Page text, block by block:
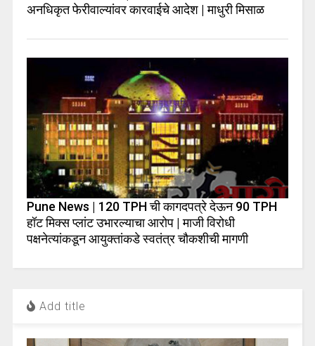
अनधिकृत फेरीवाल्यांवर कारवाईचे आदेश | माधुरी मिसाळ
Pune News | 120 TPH ची कागदपत्रे देऊन 90 TPH
हॉट मिक्स प्लांट उभारल्याचा आरोप | माजी विरोधी
पक्षनेत्यांकडून आयुक्तांकडे स्वतंत्र चौकशीची मागणी
Add title